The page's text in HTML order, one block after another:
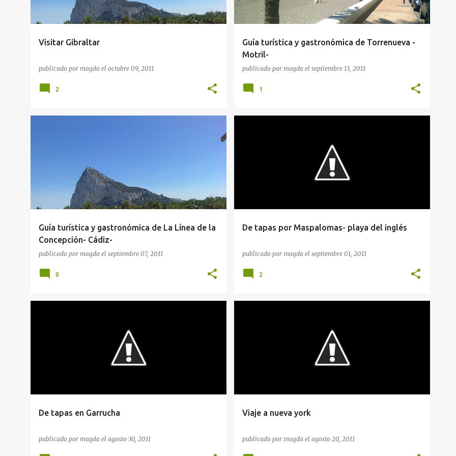
Visitar Gibraltar
publicado por magda el octubre 09, 2011
2
Guía turística y gastronómica de Torrenueva -
Motril-
publicado por magda el septiembre 13, 2011
1
Guía turística y gastronómica de La Línea de la
Concepción- Cádiz-
publicado por magda el septiembre 07, 2011
0
De tapas por Maspalomas- playa del inglés
publicado por magda el septiembre 01, 2011
2
De tapas en Garrucha
publicado por magda el agosto 30, 2011
RESTAURANTES EN ANDALUCIA
Viaje a nueva york
publicado por magda el agosto 20, 2011